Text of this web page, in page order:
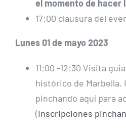
el momento de hacer
17:00 clausura del
Lunes 01 de mayo 2023
11:00 -12:30 Visita
histórico de Marbella.
pinchando aquí para
(Inscripciones